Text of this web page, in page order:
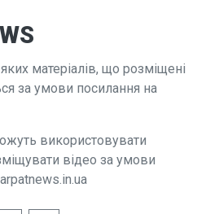
матеріалів, що розміщені
за умови посилання на
використовувати
відео за умови